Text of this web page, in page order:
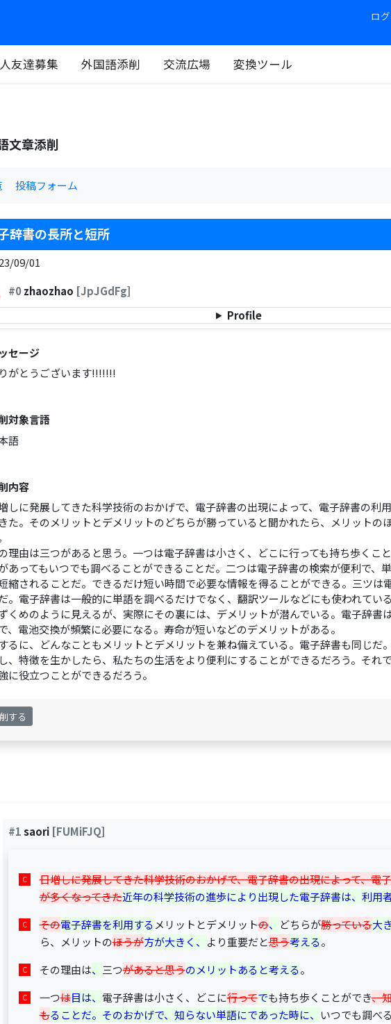
ロ
友達募集 外国語添削 交流広場 変換ツール
文章添削
投稿フォーム
辞書の長所と短所
09/01
#0zhaozhao [JpJGdFg]
Profile
セージ
がとうございます!!!!!!!
対象言語
語
内容
しに発展してきた科学技術のおかげで、電子辞書の出現によって、電子辞書の利
た。そのメリットとデメリットのどちらが勝っていると聞かれたら、メリットの
理由は三つがあると思う。一つは電子辞書は小さく、どこに行っても持ち歩くこ
あってもいつでも調べることができることだ。二つは電子辞書の検索が便利で、
縮されることだ。できるだけ短い時間で必要な情報を得ることができる。三ツは
。電子辞書は一般的に単語を調べるだけでなく、翻訳ツールなどにも使われてい
くめのように見えるが、実際にその裏には、デメリットが潜んでいる。電子辞書
、電池交換が頻繁に必要になる。寿命が短いなどのデメリットがある。
るに、どんなこともメリットとデメリットを兼ね備えている。電子辞書も同じだ
、特徴を生かしたら、私たちの生活をより便利にすることができるだろう。それ
に役立つことができるだろう。
する
#1saori [FUMiFJQ]
日増しに発展してきた科学技術のおかげで、電子辞書の出現によって、電
が多くなってきた近年の科学技術の進歩により出現した電子辞書は、利用
その電子辞書を利用する メリットとデメリットの、 どちらが勝っている大
ら、メリットのほうが方が大きく、 より重要だと思う考える。
その理由は、 三つがあると思うのメリットあると考える。
一つは目は、 電子辞書は小さく、どこに行ってでも持ち歩くことができ、
もることだ。そのおかげで、知らない単語にであった時に、 いつでも調べ